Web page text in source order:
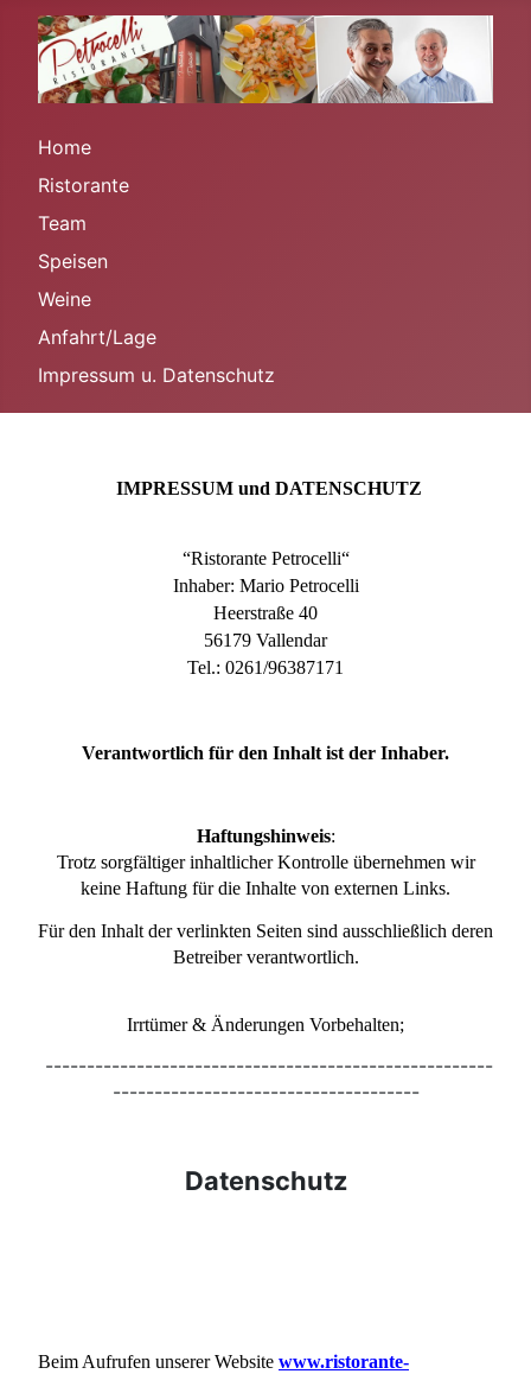
Home
Ristorante
Team
Speisen
Weine
Anfahrt/Lage
Impressum u. Datenschutz
IMPRESSUM und DATENSCHUTZ
“Ristorante Petrocelli“
Inhaber: Mario Petrocelli
Heerstraße 40
56179 Vallendar
Tel.: 0261/96387171
Verantwortlich für den Inhalt ist der Inhaber.
Haftungshinweis:
Trotz sorgfältiger inhaltlicher Kontrolle übernehmen wir
keine Haftung für die Inhalte von externen Links.
Für den Inhalt der verlinkten Seiten sind ausschließlich deren
Betreiber verantwortlich.
Irrtümer & Änderungen Vorbehalten;
------------------------------------------------------
-------------------------------------
Datenschutz
Beim Aufrufen unserer Website www.ristorante-